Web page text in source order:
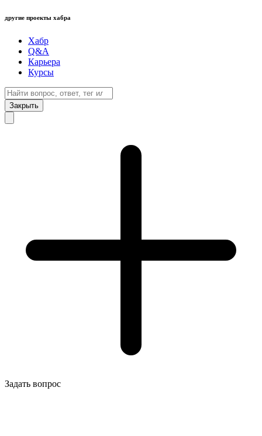
другие проекты хабра
Хабр
Q&A
Карьера
Курсы
Закрыть
Задать вопрос